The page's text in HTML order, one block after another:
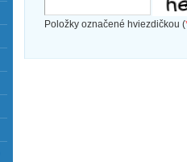
Položky označené hviezdičkou (